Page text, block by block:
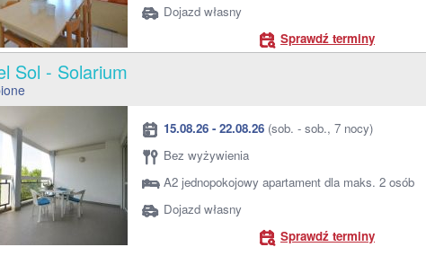
Dojazd własny
Sprawdź terminy
Sol - Solarium
15.08.26 - 22.08.26 (sob. - sob., 7 nocy)
Bez wyżywienia
A2 jednopokojowy apartament dla maks. 2 osób
Dojazd własny
Sprawdź terminy